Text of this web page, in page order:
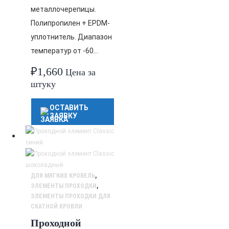
металлочерепицы.
Полипропилен + EPDM-
уплотнитель. Диапазон
температур от -60…
₽1,660 Цена за
штуку
ОСТАВИТЬ
ЗАЯВКУ
ДЛЯ МЯГКИХ КРОВЕЛЬ,
ЭЛЕМЕНТЫ ПРОХОДКИ ,
ЭЛЕМЕНТЫ ПРОХОДКИ ДЛЯ
СКАТНОЙ КРОВЛИ
Проходной